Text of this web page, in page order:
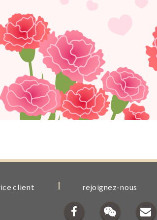
client rejoignez-nous